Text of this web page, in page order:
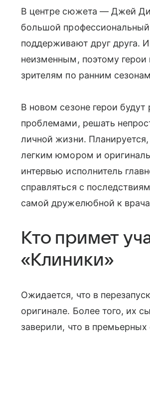
В центре сюжета — Джей Ди
большой
поддерживают друг друга.
неизменным, поэтому
зрителям по ранним
В новом сезоне герои
проблемами, решать
личной жизни.
легким юмором и
интервью исполнитель
справляться с
самой дружелюбной к
Кто примет
«Клиники»
Ожидается, что в
оригинале. Более того, их
заверили, что в